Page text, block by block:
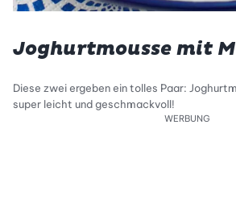
Joghurtmousse mit
Diese zwei ergeben ein tolles Paar:
super leicht und geschmackvoll!
WERBUNG